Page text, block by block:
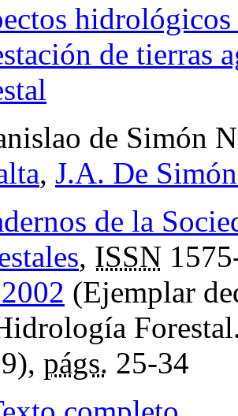
de tierras
de Simón
, J.A. De
de la
, ISSN
(Ejemplar
págs. 25-34